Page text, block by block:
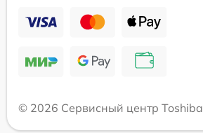
© 2026 Сервисный центр Toshiba